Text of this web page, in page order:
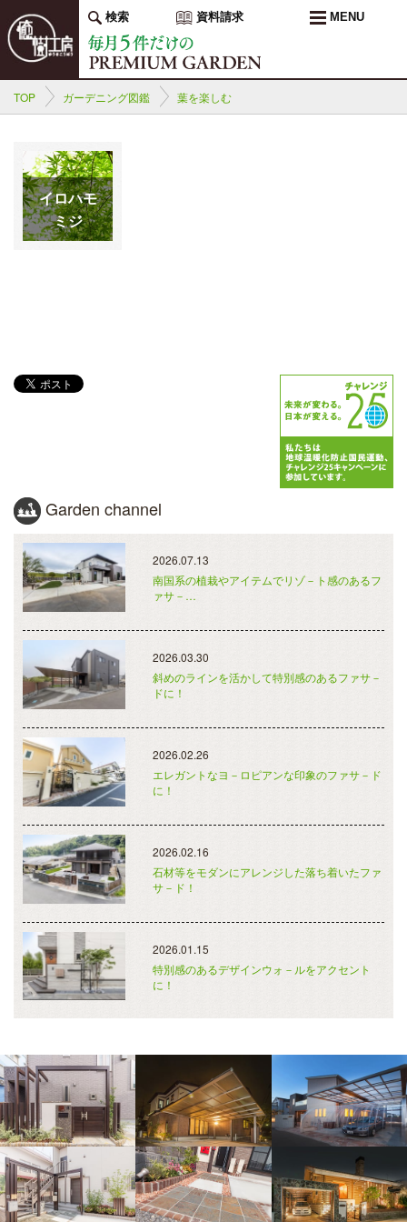
検索 資料請求 MENU
TOP ガーデニング図鑑 葉を楽しむ
イロハモ
ミジ
Garden channel
2026.07.13
南国系の植栽やアイテムでリゾ－ト感のあるフ
ァサ－…
2026.03.30
斜めのラインを活かして特別感のあるファサ－
ドに！
2026.02.26
エレガントなヨ－ロピアンな印象のファサ－ド
に！
2026.02.16
石材等をモダンにアレンジした落ち着いたファ
サ－ド！
2026.01.15
特別感のあるデザインウォ－ルをアクセント
に！